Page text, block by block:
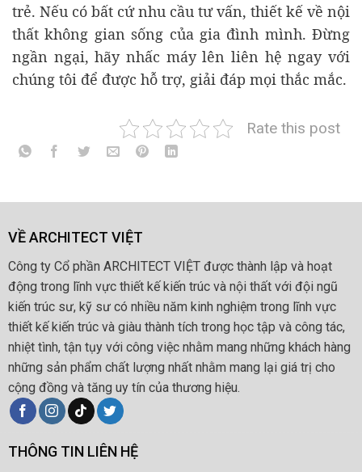
trẻ. Nếu có bất cứ nhu cầu tư vấn, thiết kế về nội
thất không gian sống của gia đình mình. Đừng
ngần ngại, hãy nhấc máy lên liên hệ ngay với
chúng tôi để được hỗ trợ, giải đáp mọi thắc mắc.
Rate this post
VỀ ARCHITECT VIỆT
Công ty Cổ phần ARCHITECT VIỆT được thành lập và hoạt
động trong lĩnh vực thiết kế kiến trúc và nội thất với đội ngũ
kiến trúc sư, kỹ sư có nhiều năm kinh nghiệm trong lĩnh vực
thiết kế kiến trúc và giàu thành tích trong học tập và công tác,
nhiệt tình, tận tụy với công việc nhằm mang những khách hàng
những sản phẩm chất lượng nhất nhằm mang lại giá trị cho
cộng đồng và tăng uy tín của thương hiệu.
THÔNG TIN LIÊN HỆ